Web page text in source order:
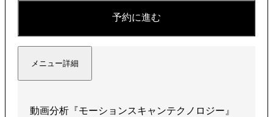
予約に進む
メニュー詳細
動画分析『モーションスキャンテクノロジー』